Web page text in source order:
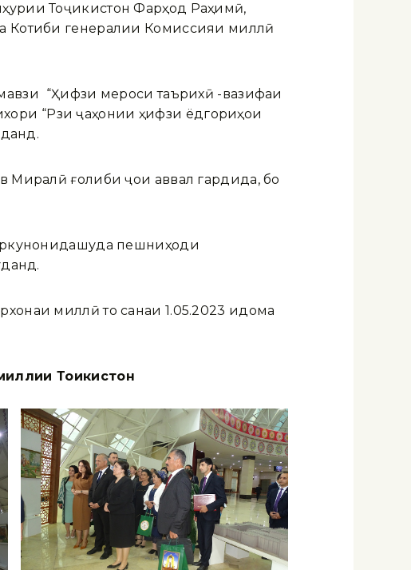
Тоҷикистон Фарҳод Раҳимӣ,
Котиби генералии Комиссияи миллӣ
“Ҳифзи мероси таърихӣ -вазифаи
“Рӯзи ҷаҳонии ҳифзи ёдгориҳои
ғолиби ҷои аввал гардида, бо
пешниҳоди
миллӣ то санаи 1.05.2023 идома
Тоҷикистон